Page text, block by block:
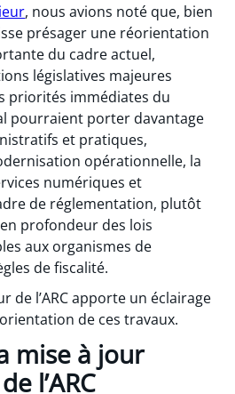
, nous avions noté que, bien
présager une réorientation
du cadre actuel,
législatives majeures
priorités immédiates du
pourraient porter davantage
et pratiques,
opérationnelle, la
numériques et
de réglementation, plutôt
profondeur des lois
aux organismes de
de fiscalité.
de l’ARC apporte un éclairage
de ces travaux.
mise à jour
l’ARC